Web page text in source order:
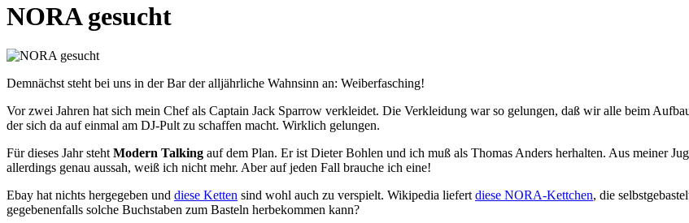
NORA gesucht
Demnächst steht bei uns in der Bar der alljährliche Wahnsinn an: Weiberfasching!
Vor zwei Jahren hat sich mein Chef als Captain Jack Sparrow verkleidet. Die Verkleidung war so gelungen, daß wir alle beim
der sich da auf einmal am DJ-Pult zu schaffen macht. Wirklich gelungen.
Für dieses Jahr steht Modern Talking auf dem Plan. Er ist Dieter Bohlen und ich muß als Thomas Anders herhalten. Aus meiner
allerdings genau aussah, weiß ich nicht mehr. Aber auf jeden Fall brauche ich eine!
Ebay hat nichts hergegeben und diese Ketten sind wohl auch zu verspielt. Wikipedia liefert diese NORA-Kettchen, die
gegebenenfalls solche Buchstaben zum Basteln herbekommen kann?